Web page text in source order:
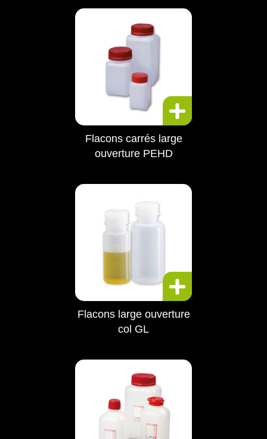
Flacons carrés large
ouverture PEHD
Flacons large ouverture
col GL